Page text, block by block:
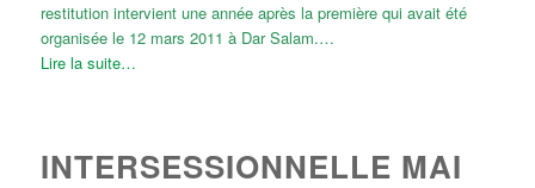
restitution intervient une année après la première qui avait été
organisée le 12 mars 2011 à Dar Salam.…
Lire la suite…
INTERSESSIONNELLE MAI